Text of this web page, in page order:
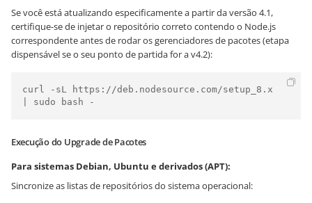
Se você está atualizando especificamente a partir da versão 4.1,
certifique-se de injetar o repositório correto contendo o Node.js
correspondente antes de rodar os gerenciadores de pacotes (etapa
dispensável se o seu ponto de partida for a v4.2):
curl -sL https://deb.nodesource.com/setup_8.x
| sudo bash -
Execução do Upgrade de Pacotes
Para sistemas Debian, Ubuntu e derivados (APT):
Sincronize as listas de repositórios do sistema operacional: